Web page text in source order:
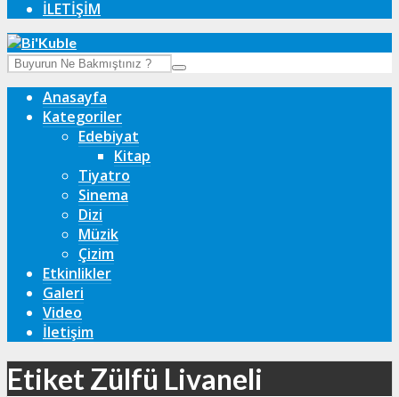
İLETIŞIM
Anasayfa
Kategoriler
Edebiyat
Kitap
Tiyatro
Sinema
Dizi
Müzik
Çizim
Etkinlikler
Galeri
Video
İletişim
Etiket Zülfü Livaneli